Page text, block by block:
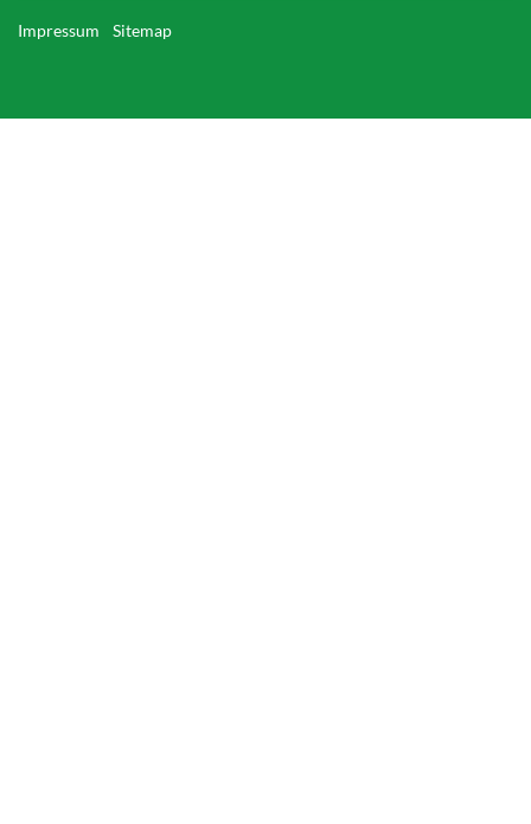
Toolbar
Impressum Sitemap